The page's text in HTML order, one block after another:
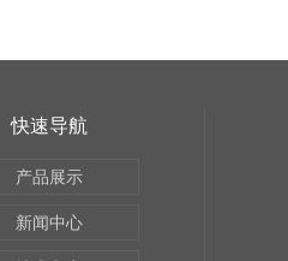
快速导航
产品展示
新闻中心